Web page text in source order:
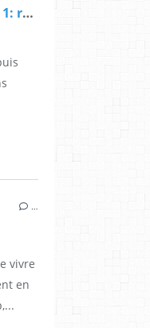
Crise au Méliès de Montreuil 1: rapport de la médecine professionnelle
…
vivre
en